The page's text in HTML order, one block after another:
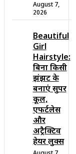
August 7,
2026
Beautiful
Girl
Hairstyle:
बिना किसी
झंझट के
बनाएं सुपर
कूल,
एफर्टलेस
और
अट्रैक्टिव
हेयर लुक्स